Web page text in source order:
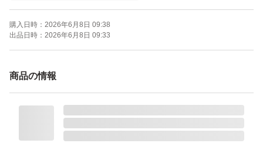
※禁煙環境下にて使用していました。
【梱包について】
静電防止袋+緩衝材（プチプチ）で保護し、箱に入れてさ
ゆうパケットプラスにてお届けする予定です。
【注意事項】
購入日時： 2026年6月8日 09:38
出品日時： 2026年6月8日 09:33
商品の情報